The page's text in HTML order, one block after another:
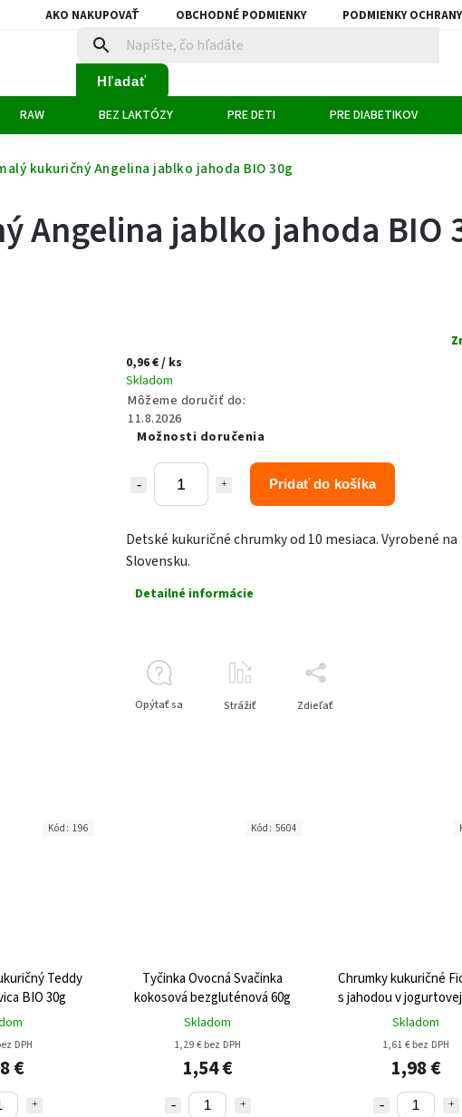
AKO NAKUPOVAŤ OBCHODNÉ PODMIENKY PODMIENKY
Hľadať
RAW BEZ LAKTÓZY PRE DETI PRE DIABETIKOV
kukuričný Angelina jablko jahoda BIO 30g
Angelina jablko jahoda BIO
0,96 €/ ks
Skladom
Môžeme doručiť do:
11.8.2026
Možnosti doručenia
Pridať do košíka
Detské kukuričné chrumky od 10 mesiaca. Vyrobené na
Slovensku.
Detailné informácie
Opýtať sa Strážiť Zdieľať
Teddy
BIO 30g
DPH
€
Kód: 196
Tyčinka Ovocná Svačinka
kokosová bezgluténová 60g
Skladom
1,29 € bez DPH
1,54 €
Kód: 5604
Chrumky kukuričné
s jahodou v
bezgluténové 80g
Skladom
1,61 € bez DPH
1,98 €